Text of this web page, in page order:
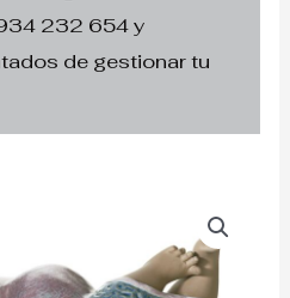
232 654 y
de gestionar tu